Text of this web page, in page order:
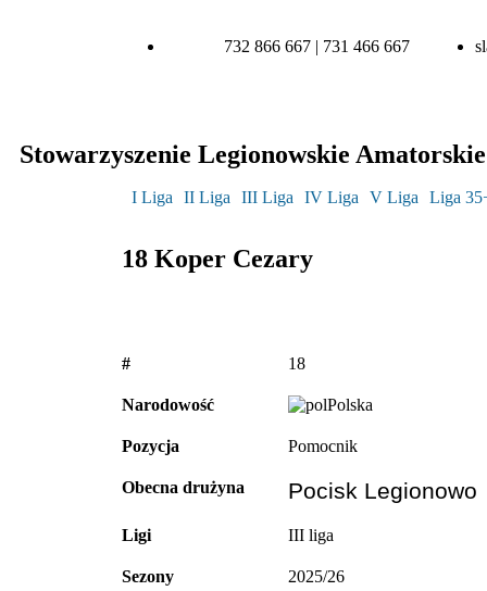
732 866 667 | 731 466 667
Stowarzyszenie Legionowskie
I Liga II Liga III Liga IV Liga V Liga Liga
18 Koper Cezary
# 18
Narodowość Polska
Pozycja Pomocnik
Obecna drużyna Pocisk Legionowo
Ligi III liga
Sezony 2025/26